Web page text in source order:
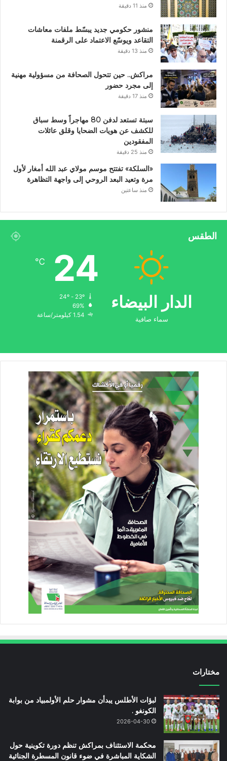
منذ 11 دقيقة
منشور حكومي جديد يبسّط ملفات معاشات
التقاعد ويوسّع الاعتماد على الرقمنة
منذ 13 دقيقة
مراكش.. حين تتحول الصحافة من مسؤولية مهنية
إلى مجرد حضور
منذ 17 دقيقة
سبتة تستعد لدفن 80 مهاجراً وسط سباق
للكشف عن هويات الضحايا وقلق عائلات
المفقودين
منذ 25 دقيقة
«السلكة» تفتتح موسم مولاي عبد الله أمغار لأول
مرة وتعيد البعد الروحي إلى واجهة التظاهرة
منذ ساعتين
الطقس
الدار البيضاء
سماء صافية
24
℃
69%
1.54 كيلومتر/ساعة
مختارات
لبؤات الأطلس يبدأن مشوار حلم الأولمبياد من بوابة
الكونغو .
2026-04-30
محكمة الاستئناف بمراكش تنظم دورة تكوينية حول
الشكاية المباشرة في ضوء قانون المسطرة الجنائية